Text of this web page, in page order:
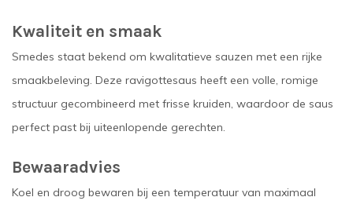
Kwaliteit en smaak
Smedes staat bekend om kwalitatieve sauzen met een rijke
smaakbeleving. Deze ravigottesaus heeft een volle, romige
structuur gecombineerd met frisse kruiden, waardoor de saus
perfect past bij uiteenlopende gerechten.
Bewaaradvies
Koel en droog bewaren bij een temperatuur van maximaal